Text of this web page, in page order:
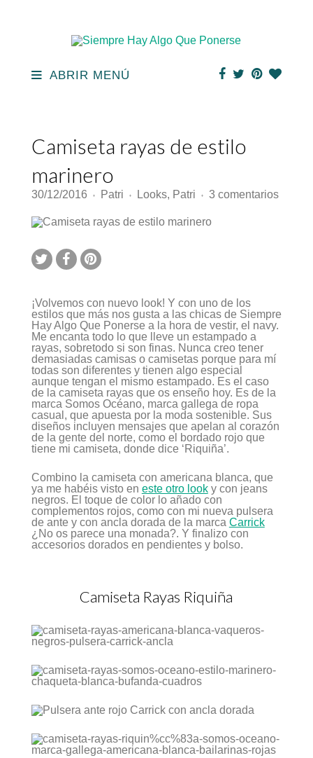
ABRIR MENÚ
Camiseta rayas de estilo
marinero
30/12/2016 ♦ Patri ♦ Looks, Patri ♦ 3 comentariosen
¡Volvemos con nuevo look! Y con uno de los
estilos que más nos gusta a las chicas de Siempre
Hay Algo Que Ponerse a la hora de vestir, el navy.
Me encanta todo lo que lleve un estampado a
rayas, sobretodo si son finas. Nunca creo tener
demasiadas camisas o camisetas porque para mí
todas son diferentes y tienen algo especial
aunque tengan el mismo estampado. Es el caso
de la camiseta rayas que os enseño hoy. Es de la
marca Somos Océano, marca gallega de ropa
casual, que apuesta por la moda sostenible. Sus
diseños incluyen mensajes que apelan al corazón
de la gente del norte, como el bordado rojo que
tiene mi camiseta, donde dice ‘Riquiña’.
Combino la camiseta con americana blanca, que
ya me habéis visto en este otro looky con jeans
negros. El toque de color lo añado con
complementos rojos, como con mi nueva pulsera
de ante y con ancla dorada de la marca Carrick
¿No os parece una monada?. Y finalizo con
accesorios dorados en pendientes y bolso.
Camiseta Rayas Riquiña